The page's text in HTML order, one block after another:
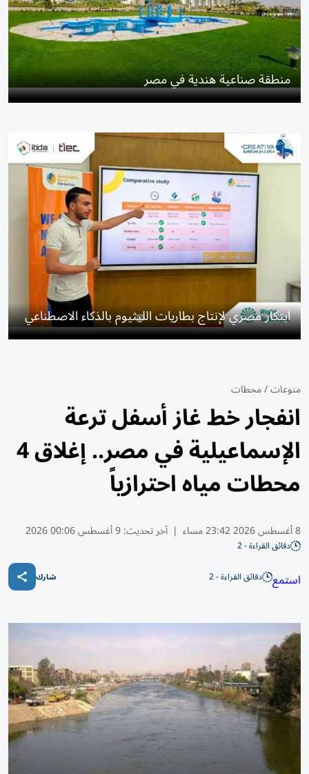
منطقة صناعية هندية في مصر
ابتكار مصري لإنتاج بطاريات الليثيوم بالذكاء الاصطناعي
منوعات/محطات
انفجار خط غاز أسفل ترعة
الإسماعيلية في مصر.. إغلاق 4
محطات مياه احترازياً
8 أغسطس 2026 23:42 مساء | آخر تحديث:9 أغسطس 00:06 2026
دقائق القراءة - 2
استمع دقائق القراءة - 2 شارك